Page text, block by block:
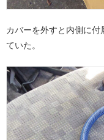
カバーを外すと内側に
ていた。